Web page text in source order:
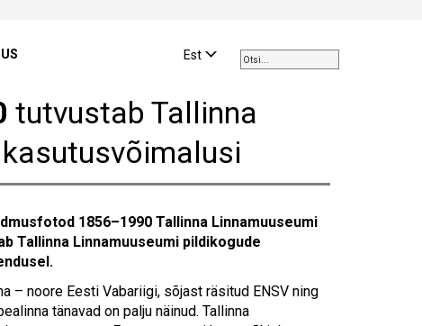
the
up
a
Press
go
Est
tutvustab Tallinna
1856–1990 Tallinna Linnamuuseumi
Tallinna Linnamuuseumi pildikogude
– noore Eesti Vabariigi, sõjast räsitud ENSV ning
tänavad on palju näinud. Tallinna